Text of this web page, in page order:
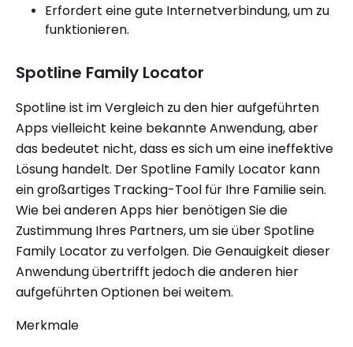
Erfordert eine gute Internetverbindung, um zu
funktionieren.
Spotline Family Locator
Spotline ist im Vergleich zu den hier aufgeführten
Apps vielleicht keine bekannte Anwendung, aber
das bedeutet nicht, dass es sich um eine ineffektive
Lösung handelt. Der Spotline Family Locator kann
ein großartiges Tracking-Tool für Ihre Familie sein.
Wie bei anderen Apps hier benötigen Sie die
Zustimmung Ihres Partners, um sie über Spotline
Family Locator zu verfolgen. Die Genauigkeit dieser
Anwendung übertrifft jedoch die anderen hier
aufgeführten Optionen bei weitem.
Merkmale